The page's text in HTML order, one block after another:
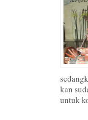
kan
untuk